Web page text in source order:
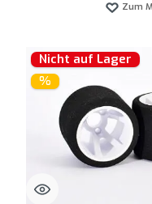
Zum
Nicht auf Lager
%